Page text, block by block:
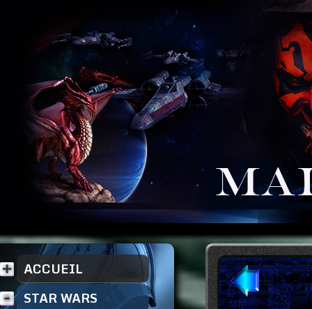
ACCUEIL
STAR WARS